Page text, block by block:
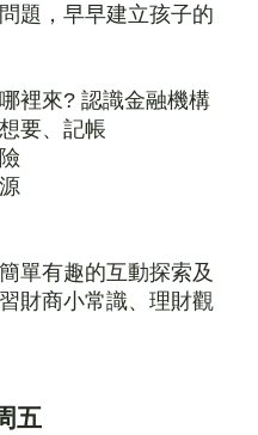
題，早早建立孩子的
裡來? 認識金融機構
要、記帳
單有趣的互動探索及
財商小常識、理財觀
五